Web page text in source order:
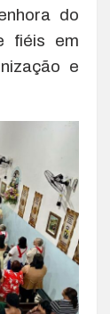
do
fiéis em
e